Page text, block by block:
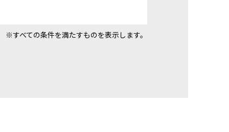
※すべての条件を満たすものを表示します。